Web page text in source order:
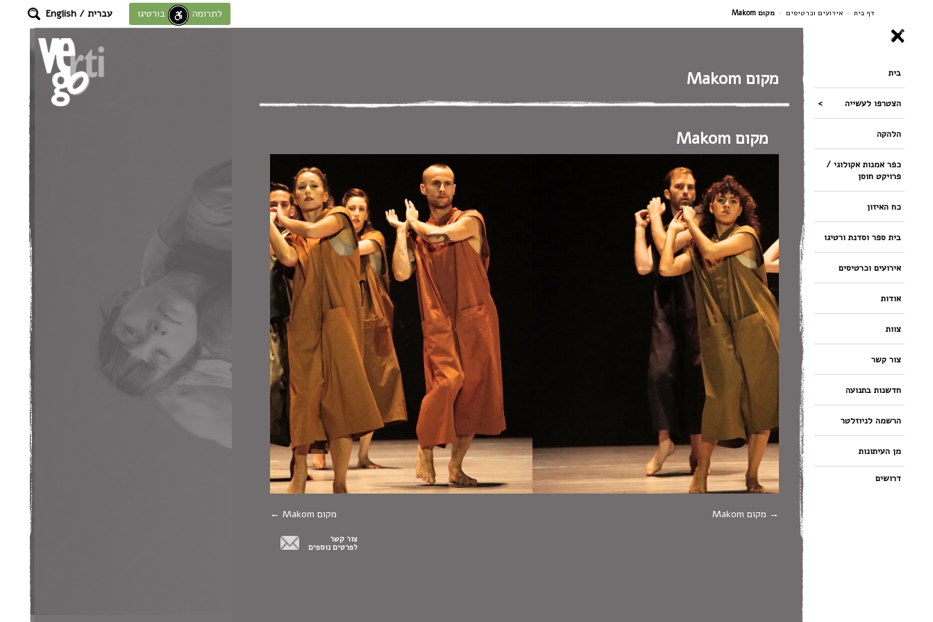
דף בית > אירועים וכרטיסים > מקום Makom לתרומה לחוסן בורטיגו עברית /
English
בית
הצטרפו לעשייה
הלהקה
כפר אמנות אקולוגי /
פרויקט חוסן
כח האיזון
בית ספר וסדנת ורטיגו
אירועים וכרטיסים
אודות
צוות
צור קשר
חדשנות בתנועה
הרשמה לניוזלטר
מן העיתונות
דרושים
מקום Makom
מקום Makom
מקום Makom מקום Makom
צור קשר
לפרטים נוספים